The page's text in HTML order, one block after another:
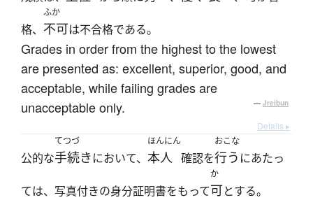
格、
ふか
不可は不合格である。
Grades in order from the highest to the lowest
are presented as: excellent, superior, good, and
acceptable, while failing grades are
unacceptable only.
— Jreibun
Details ▸
公的な
てつづ
手続きにおいて、
ほんにん
本人 確認を
おこな
行う にあたっ
ては、写真付きの身分証明書をもって
か
可とする。